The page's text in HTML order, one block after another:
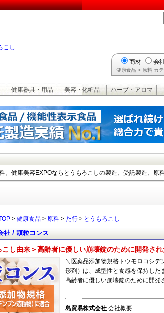
こし
商材 会
健康食品 > 原料 カ
健康器具・用品 美容・化粧品 ハーブ・アロマ
。健康美容EXPOならとうもろこしの製造、受託製造、原
> 健康食品 > 原料 > た行 > とうもろこし
社 / 顆粒コンス
こし由来＞高齢者に優しい崩壊錠のために開発さ
＼医薬品添加物規格トウモロコシデ
形剤）は、成型性と食感を保持した
高齢者に優しい崩壊錠のために開発
島貿易株式会社 会社概要